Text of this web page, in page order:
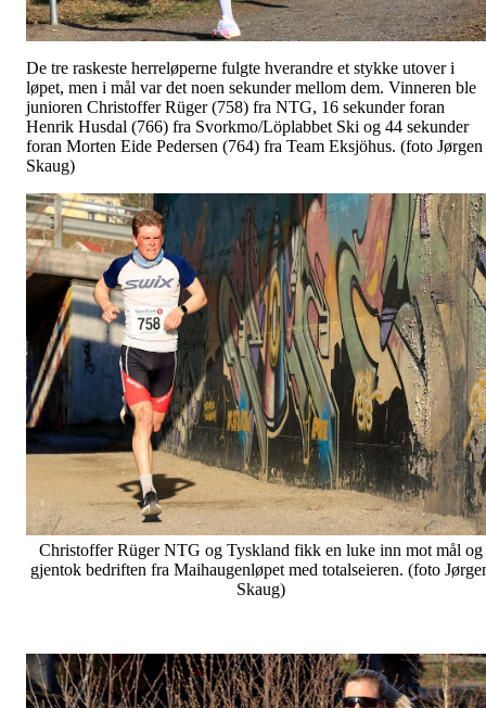
De tre raskeste herreløperne fulgte hverandre et stykke utover i
løpet, men i mål var det noen sekunder mellom dem. Vinneren ble
junioren Christoffer Rüger (758) fra NTG, 16 sekunder foran
Henrik Husdal (766) fra Svorkmo/Löplabbet Ski og 44 sekunder
foran Morten Eide Pedersen (764) fra Team Eksjöhus. (foto Jørgen
Skaug)
Christoffer Rüger NTG og Tyskland fikk en luke inn mot mål og
gjentok bedriften fra Maihaugenløpet med totalseieren. (foto
Skaug)